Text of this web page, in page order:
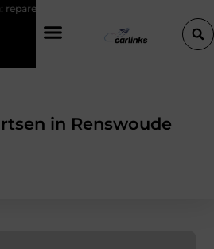
vervangen?
in Renswoude